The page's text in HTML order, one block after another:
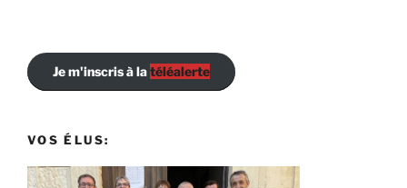
Je m'inscris à latéléalerte
VOS ÉLUS: